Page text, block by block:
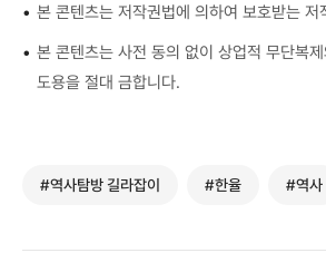
• 본 콘텐츠는 저작권법에 의하여 보호받는 저
• 본 콘텐츠는 사전 동의 없이 상업적 무단복
도용을 절대 금합니다.
#역사탐방 길라잡이 #한율 #역사